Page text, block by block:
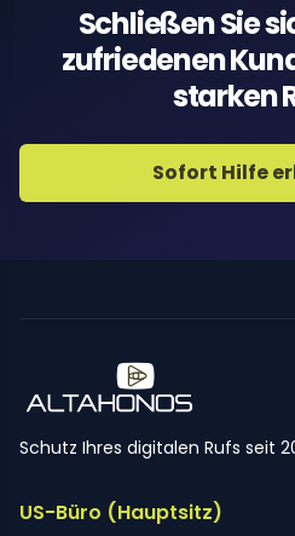
Schließen Sie
zufriedenen
starken
Sofort Hilfe
Schutz Ihres digitalen Rufs seit
US-Büro (Hauptsitz)